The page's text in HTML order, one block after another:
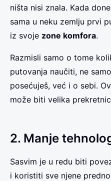
ništa nisi znala. Kada
sama u neku zemlju prvi
iz svoje zone komfora.
Razmisli samo o tome
putovanja naučiti, ne
posećuješ, već i o sebi.
može biti velika
2. Manje
Sasvim je u redu biti
i koristiti sve njene